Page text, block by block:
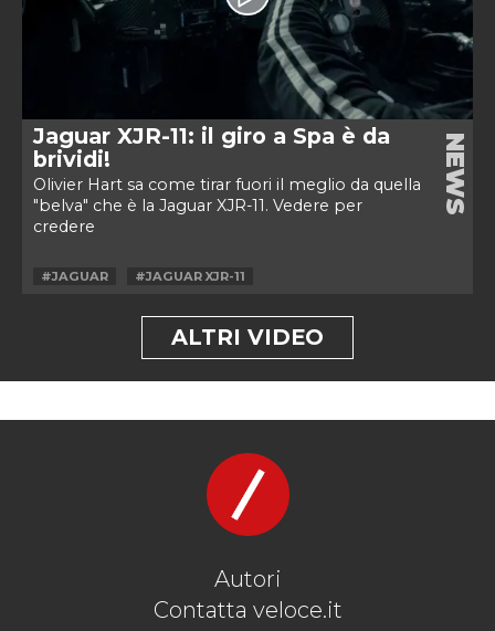
Jaguar XJR-11: il giro a Spa è da
brividi!
Olivier Hart sa come tirar fuori il meglio da quella
"belva" che è la Jaguar XJR-11. Vedere per
credere
NEWS
#JAGUAR #JAGUAR XJR-11
ALTRI VIDEO
Autori
Contatta veloce.it